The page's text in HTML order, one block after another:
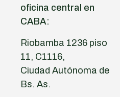
oficina central en
CABA:
Riobamba 1236 piso
11, C1116,
Ciudad Autónoma de
Bs. As.